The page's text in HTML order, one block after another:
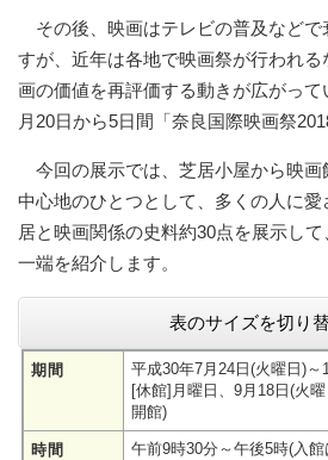
その後、映画はテレビの普及などで
すが、近年は各地で映画祭が行われ
画の価値を再評価する動きが広がっ
月20日から5日間「奈良国際映画祭
今回の展示では、芝居小屋から映画
中心地のひとつとして、多くの人に
居と映画関係の史料約30点を展示し
一端を紹介します。
表のサイズを切り
期間
平成30年7月24日(火曜日)～
[休館]月曜日、9月18日(火
開館)
時間
午前9時30分～午後5時(入